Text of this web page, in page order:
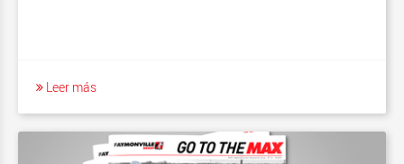
Leer más